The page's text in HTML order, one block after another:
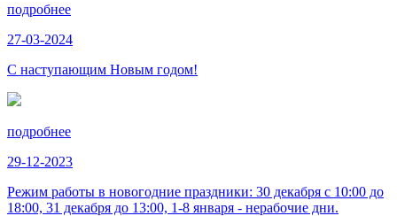
подробнее
27-03-2024
С наступающим Новым годом!
подробнее
29-12-2023
Режим работы в новогодние праздники: 30 декабря с 10:00 до
18:00, 31 декабря до 13:00, 1-8 января - нерабочие дни.